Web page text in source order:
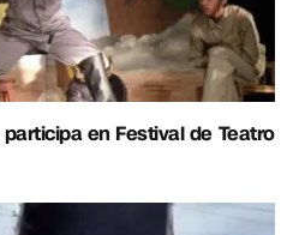
en Festival de Teatro